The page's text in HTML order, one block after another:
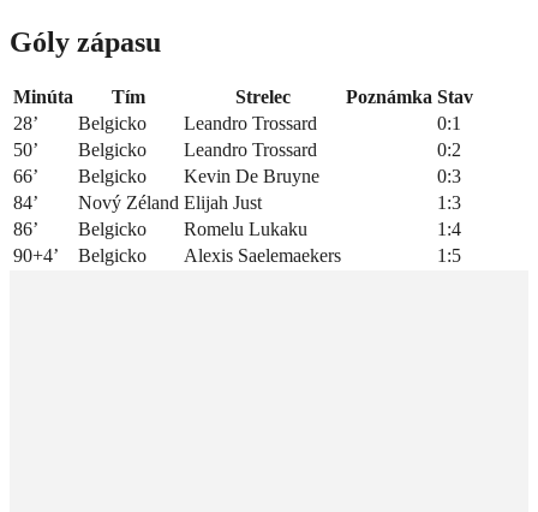
Góly zápasu
Minúta Tím Strelec Poznámka Stav
28’
Belgicko Leandro Trossard
0:1
50’
Belgicko Leandro Trossard
0:2
66’
Belgicko Kevin De Bruyne
0:3
84’
Nový Zéland Elijah Just
1:3
86’
Belgicko Romelu Lukaku
1:4
90+4’
Belgicko Alexis Saelemaekers 1:5